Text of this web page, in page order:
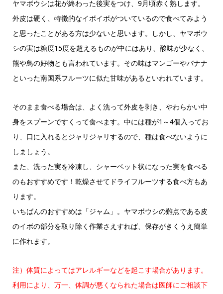
ヤマボウシは花が終わった後実をつけ、9月頃赤く熟します。
外皮は硬く、特徴的なイボイボがついているので食べてみよう
と思ったことがある方は少ないと思います。しかし、ヤマボウ
シの実は糖度15度を超えるものが中にはあり、酸味が少なく、
熊や鳥の好物とも言われています。その味はマンゴーやバナナ
といった南国系フルーツに似た甘味があるといわれています。
そのまま食べる場合は、よく洗って外皮を剥き、やわらかい中
身をスプーンですくって食べます。中には種が1～4個入ってお
り、口に入れるとジャリジャリするので、種は食べないように
しましょう。
また、洗った実を冷凍し、シャーベット状になった実を食べる
のもおすすめです！乾燥させてドライフルーツする食べ方もあ
ります。
いちばんのおすすめは「ジャム」。ヤマボウシの難点である皮
のイボの部分を取り除く作業さえすれば、保存がきくうえ簡単
に作れます。
注）体質によってはアレルギーなどを起こす場合があります。
利用により、万一、体調が悪くなられた場合は医師にご相談下